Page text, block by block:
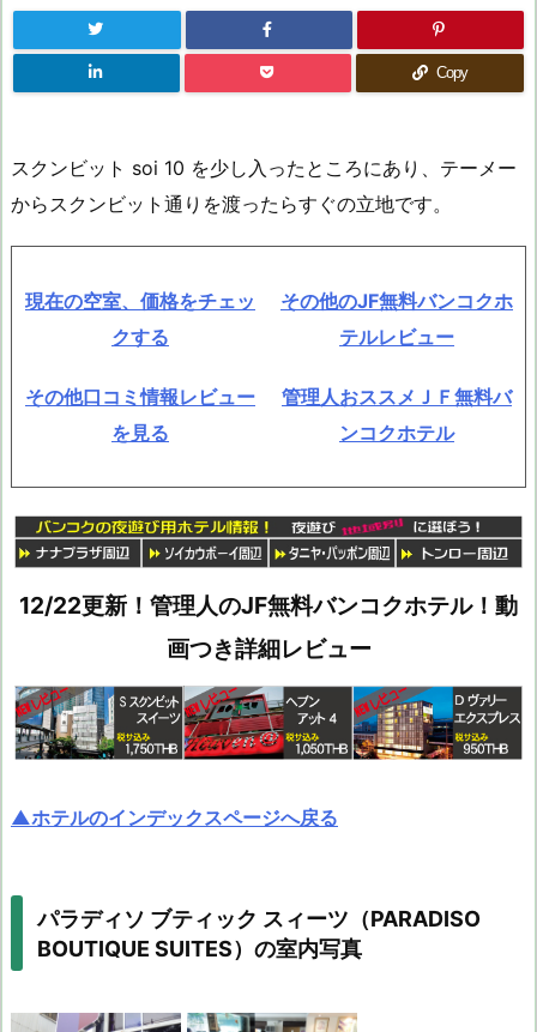
Copy
スクンビット soi 10 を少し入ったところにあり、テーメー
からスクンビット通りを渡ったらすぐの立地です。
現在の空室、価格をチェッ
クする
その他のJF無料バンコクホ
テルレビュー
その他口コミ情報レビュー
を見る
管理人おススメＪＦ無料バ
ンコクホテル
12/22更新！管理人のJF無料バンコクホテル！動
画つき詳細レビュー
▲ホテルのインデックスページへ戻る
パラディソ ブティック スィーツ（PARADISO
BOUTIQUE SUITES）の室内写真